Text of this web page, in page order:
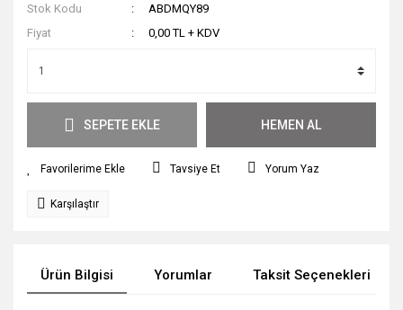
Stok Kodu
ABDMQY89
Fiyat
0,00 TL + KDV
SEPETE EKLE HEMEN AL
Tavsiye Et Yorum Yaz
Karşılaştır
Ürün Bilgisi Yorumlar Taksit Seçenekleri